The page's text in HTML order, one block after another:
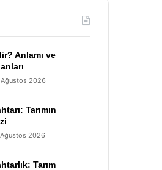
Anlamı ve
2026
Tarımın
2026
Tarım